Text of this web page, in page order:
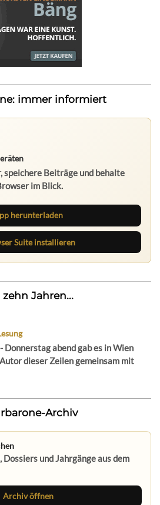
immer informiert
speichere Beiträge und behalte
im Blick.
herunterladen
Suite installieren
zehn Jahren...
abend gab es in Wien
dieser Zeilen gemeinsam mit
Archiv
Dossiers und Jahrgänge aus dem
Archiv öffnen